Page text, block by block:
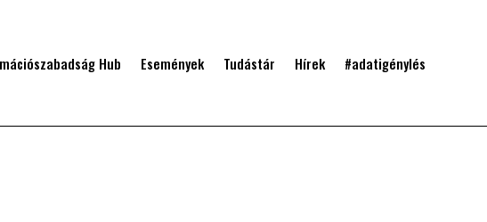
Hub Események Tudástár Hírek #adatigénylés